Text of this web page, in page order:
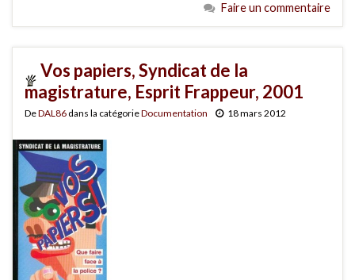
Faire un commentaire
Vos papiers, Syndicat de la
magistrature, Esprit Frappeur, 2001
DeDAL86 dans la catégorieDocumentation 18 mars 2012